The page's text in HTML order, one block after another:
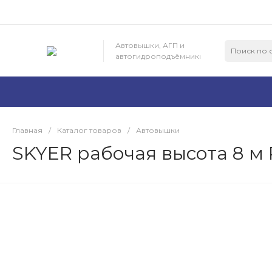
Автовышки, АГП и
автогидроподъёмники
Главная / Каталог товаров / Автовышки
SKYER рабочая высота 8 м